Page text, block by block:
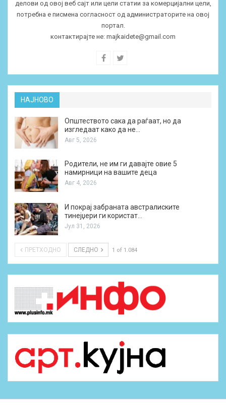
делови од овој веб сајт или цели статии за комерцијални цели,
потребна е писмена согласност од администраторите на овој
портал.
контактирајте не: majkaidete@gmail.com
НАЈНОВО
Општеството сака да раѓаат, но да
изгледаат како да не…
Авг 5, 2026
Родители, не им ги давајте овие 5
намирници на вашите деца
Авг 4, 2026
И покрај забраната австралиските
тинејџери ги користат…
Јул 31, 2026
ПРЕТХОДНО СЛЕДНО 1 of 1.084